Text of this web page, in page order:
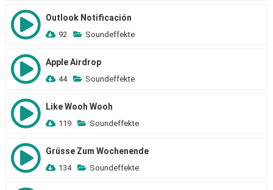
Outlook Notificación
92 Soundeffekte
Apple Airdrop
44 Soundeffekte
Like Wooh Wooh
119 Soundeffekte
Grüsse Zum Wochenende
134 Soundeffekte